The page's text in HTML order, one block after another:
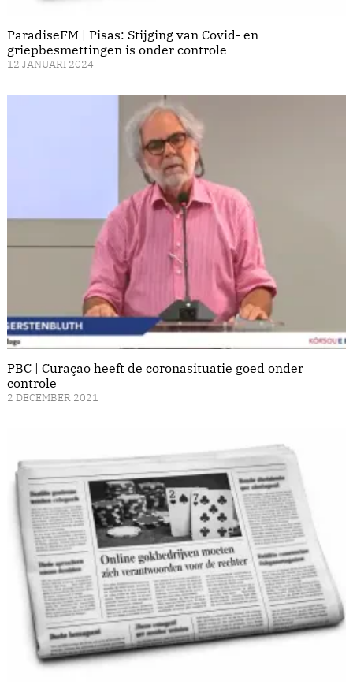
ParadiseFM | Pisas: Stijging van Covid- en
griepbesmettingen is onder controle
12 JANUARI 2024
PBC | Curaçao heeft de coronasituatie goed onder
controle
2 DECEMBER 2021